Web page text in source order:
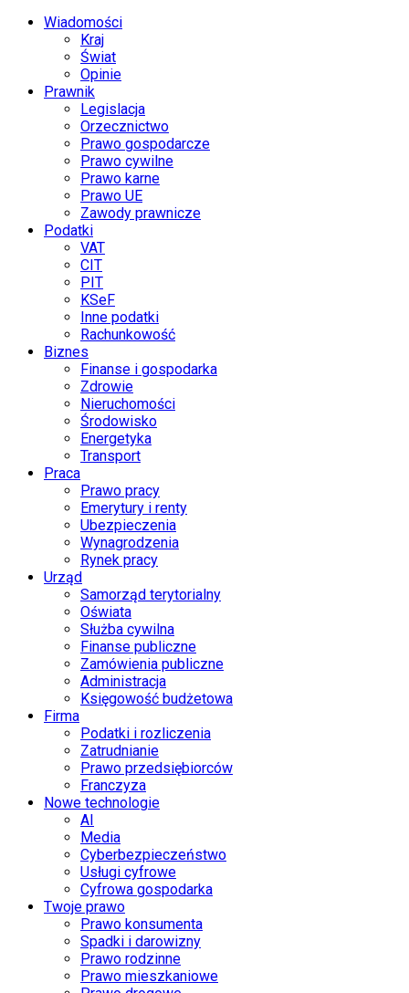
Wiadomości
Kraj
Świat
Opinie
Prawnik
Legislacja
Orzecznictwo
Prawo gospodarcze
Prawo cywilne
Prawo karne
Prawo UE
Zawody prawnicze
Podatki
VAT
CIT
PIT
KSeF
Inne podatki
Rachunkowość
Biznes
Finanse i gospodarka
Zdrowie
Nieruchomości
Środowisko
Energetyka
Transport
Praca
Prawo pracy
Emerytury i renty
Ubezpieczenia
Wynagrodzenia
Rynek pracy
Urząd
Samorząd terytorialny
Oświata
Służba cywilna
Finanse publiczne
Zamówienia publiczne
Administracja
Księgowość budżetowa
Firma
Podatki i rozliczenia
Zatrudnianie
Prawo przedsiębiorców
Franczyza
Nowe technologie
AI
Media
Cyberbezpieczeństwo
Usługi cyfrowe
Cyfrowa gospodarka
Twoje prawo
Prawo konsumenta
Spadki i darowizny
Prawo rodzinne
Prawo mieszkaniowe